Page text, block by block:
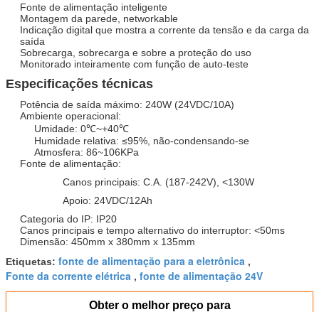
Fonte de alimentação inteligente
Montagem da parede, networkable
Indicação digital que mostra a corrente da tensão e da carga da
saída
Sobrecarga, sobrecarga e sobre a proteção do uso
Monitorado inteiramente com função de auto-teste
Especificações técnicas
Potência de saída máximo: 240W (24VDC/10A)
Ambiente operacional:
Umidade: 0℃~+40℃
Humidade relativa: ≤95%, não-condensando-se
Atmosfera: 86~106KPa
Fonte de alimentação:
Canos principais: C.A. (187-242V), <130W
Apoio: 24VDC/12Ah
Categoria do IP: IP20
Canos principais e tempo alternativo do interruptor: <50ms
Dimensão: 450mm x 380mm x 135mm
Etiquetas: fonte de alimentação para a eletrônica ,
Fonte da corrente elétrica , fonte de alimentação 24V
Obter o melhor preço para